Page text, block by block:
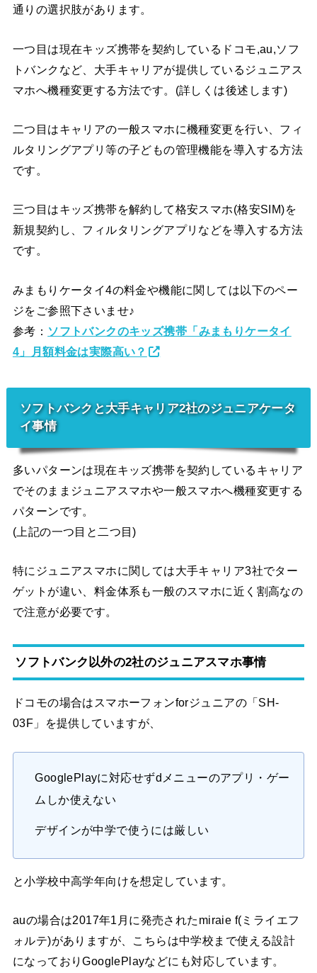
通りの選択肢があります。
一つ目は現在キッズ携帯を契約しているドコモ,au,ソフ
トバンクなど、大手キャリアが提供しているジュニアス
マホへ機種変更する方法です。(詳しくは後述します)
二つ目はキャリアの一般スマホに機種変更を行い、フィ
ルタリングアプリ等の子どもの管理機能を導入する方法
です。
三つ目はキッズ携帯を解約して格安スマホ(格安SIM)を
新規契約し、フィルタリングアプリなどを導入する方法
です。
みまもりケータイ4の料金や機能に関しては以下のペー
ジをご参照下さいませ♪
参考： ソフトバンクのキッズ携帯「みまもりケータイ
4」月額料金は実際高い？
ソフトバンクと大手キャリア2社のジュニアケータ
イ事情
多いパターンは現在キッズ携帯を契約しているキャリア
でそのままジュニアスマホや一般スマホへ機種変更する
パターンです。
(上記の一つ目と二つ目)
特にジュニアスマホに関しては大手キャリア3社でター
ゲットが違い、料金体系も一般のスマホに近く割高なの
で注意が必要です。
ソフトバンク以外の2社のジュニアスマホ事情
ドコモの場合はスマホーフォンforジュニアの「SH-
03F」を提供していますが、
GooglePlayに対応せずdメニューのアプリ・ゲー
ムしか使えない
デザインが中学で使うには厳しい
と小学校中高学年向けを想定しています。
auの場合は2017年1月に発売されたmiraie f(ミライエフ
ォルテ)がありますが、こちらは中学校まで使える設計
になっておりGooglePlayなどにも対応しています。